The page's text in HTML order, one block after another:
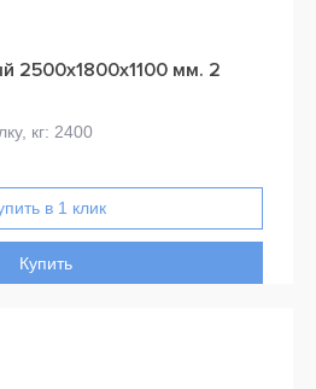
2500х1800х1100 мм. 2
Купить